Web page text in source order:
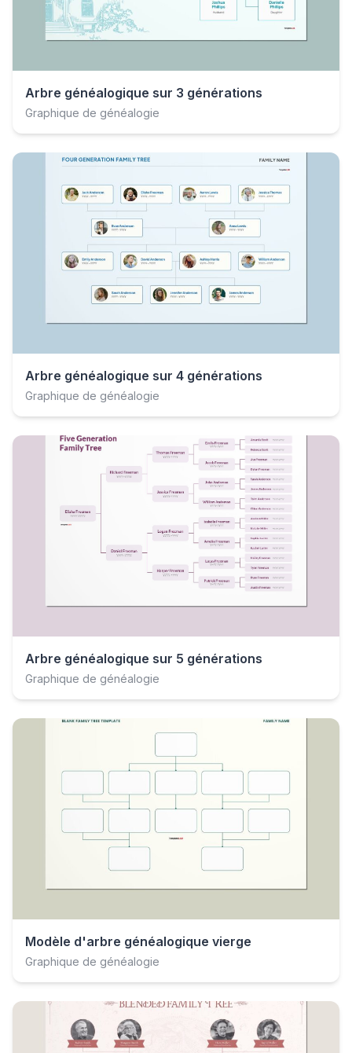
Arbre généalogique sur 3 générations
Graphique de généalogie
Arbre généalogique sur 4 générations
Graphique de généalogie
Arbre généalogique sur 5 générations
Graphique de généalogie
Modèle d'arbre généalogique vierge
Graphique de généalogie